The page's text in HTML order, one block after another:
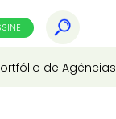
de Agências